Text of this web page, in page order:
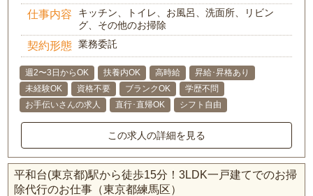
仕事内容
キッチン、トイレ、お風呂、洗面所、リビン
グ、その他のお掃除
契約形態 業務委託
週2〜3日からOK 扶養内OK 高時給
昇給･昇格あり
未経験OK
資格不要 ブランクOK
学歴不問
お手伝いさんの求人
直行･直帰OK シフト自由
この求人の詳細を見る
平和台(東京都)駅から徒歩15分！3LDK一戸建てでのお掃
除代行のお仕事（東京都練馬区）